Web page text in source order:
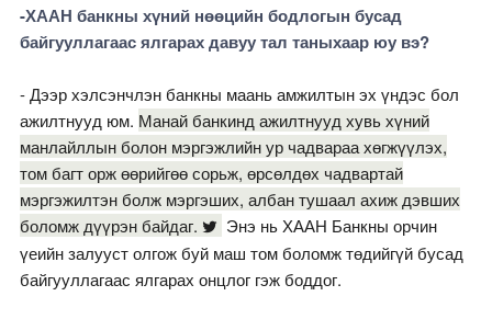
-ХААН банкны хүний нөөцийн бодлогын бусад
байгууллагаас ялгарах давуу тал таныхаар юу вэ?
- Дээр хэлсэнчлэн банкны маань амжилтын эх үндэс бол
ажилтнууд юм. Манай банкинд ажилтнууд хувь хүний
манлайллын болон мэргэжлийн ур чадвараа хөгжүүлэх,
том багт орж өөрийгөө сорьж, өрсөлдөх чадвартай
мэргэжилтэн болж мэргэших, албан тушаал ахиж дэвших
боломж дүүрэн байдаг.
Энэ нь ХААН Банкны орчин
үеийн залууст олгож буй маш том боломж төдийгүй бусад
байгууллагаас ялгарах онцлог гэж боддог.